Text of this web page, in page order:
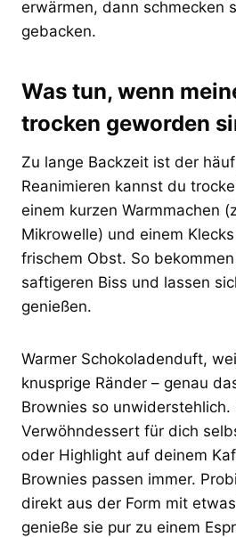
erwärmen, dann schmecken
gebacken.
Was tun, wenn
trocken geworden
Zu lange Backzeit ist der
Reanimieren kannst du
einem kurzen Warmmachen
Mikrowelle) und einem
frischem Obst. So
saftigeren Biss und lassen
genießen.
Warmer Schokoladenduft,
knusprige Ränder – genau
Brownies so unwiderstehlich.
Verwöhndessert für dich
oder Highlight auf deinem
Brownies passen immer.
direkt aus der Form mit
genieße sie pur zu einem